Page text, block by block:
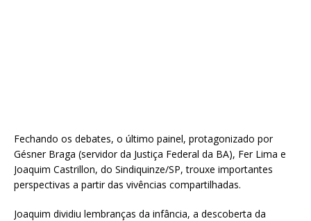
Fechando os debates, o último painel, protagonizado por
Gésner Braga (servidor da Justiça Federal da BA), Fer Lima e
Joaquim Castrillon, do Sindiquinze/SP, trouxe importantes
perspectivas a partir das vivências compartilhadas.
Joaquim dividiu lembranças da infância, a descoberta da